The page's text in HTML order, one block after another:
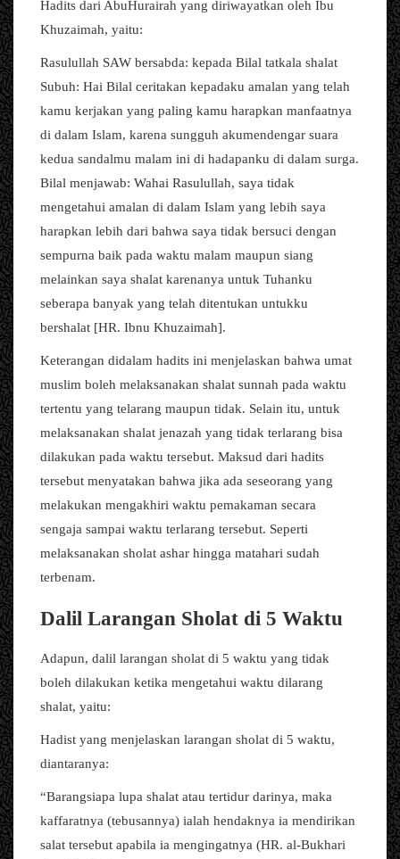
Hadits dari AbuHurairah yang diriwayatkan oleh Ibu
Khuzaimah, yaitu:
Rasulullah SAW bersabda: kepada Bilal tatkala shalat
Subuh: Hai Bilal ceritakan kepadaku amalan yang telah
kamu kerjakan yang paling kamu harapkan manfaatnya
di dalam Islam, karena sungguh akumendengar suara
kedua sandalmu malam ini di hadapanku di dalam surga.
Bilal menjawab: Wahai Rasulullah, saya tidak
mengetahui amalan di dalam Islam yang lebih saya
harapkan lebih dari bahwa saya tidak bersuci dengan
sempurna baik pada waktu malam maupun siang
melainkan saya shalat karenanya untuk Tuhanku
seberapa banyak yang telah ditentukan untukku
bershalat [HR. Ibnu Khuzaimah].
Keterangan didalam hadits ini menjelaskan bahwa umat
muslim boleh melaksanakan shalat sunnah pada waktu
tertentu yang telarang maupun tidak. Selain itu, untuk
melaksanakan shalat jenazah yang tidak terlarang bisa
dilakukan pada waktu tersebut. Maksud dari hadits
tersebut menyatakan bahwa jika ada seseorang yang
melakukan mengakhiri waktu pemakaman secara
sengaja sampai waktu terlarang tersebut. Seperti
melaksanakan sholat ashar hingga matahari sudah
terbenam.
Dalil Larangan Sholat di 5 Waktu
Adapun, dalil larangan sholat di 5 waktu yang tidak
boleh dilakukan ketika mengetahui waktu dilarang
shalat, yaitu:
Hadist yang menjelaskan larangan sholat di 5 waktu,
diantaranya:
“Barangsiapa lupa shalat atau tertidur darinya, maka
kaffaratnya (tebusannya) ialah hendaknya ia mendirikan
salat tersebut apabila ia mengingatnya (HR. al-Bukhari